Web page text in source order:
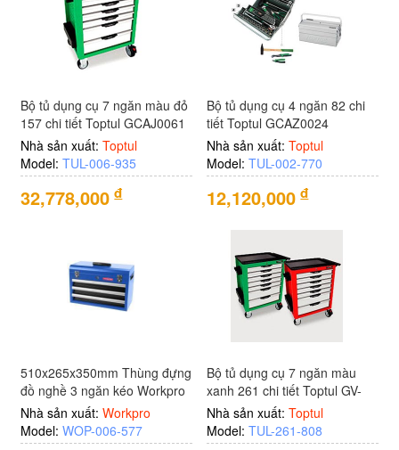
Bộ tủ dụng cụ 7 ngăn màu đỏ
157 chi tiết Toptul GCAJ0061
Nhà sản xuất:Toptul
Model:TUL-006-935
32,778,000 đ
Bộ tủ dụng cụ 4 ngăn 82 chi
tiết Toptul GCAZ0024
Nhà sản xuất:Toptul
Model:TUL-002-770
12,120,000 đ
510x265x350mm Thùng đựng
đồ nghề 3 ngăn kéo Workpro
WP282006
Nhà sản xuất:Workpro
Model:WOP-006-577
Bộ tủ dụng cụ 7 ngăn màu
xanh 261 chi tiết Toptul GV-
26101
Nhà sản xuất:Toptul
Model:TUL-261-808